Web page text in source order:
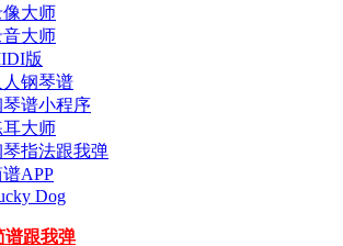
像大师
音大师
版
人钢琴谱
琴谱小程序
耳大师
琴指法跟我弹
谱APP
Dog
谱跟我弹